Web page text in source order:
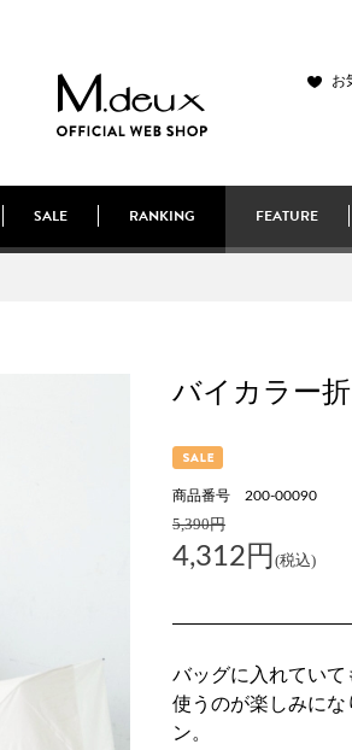
お
SALE RANKING FEATURE
バイカラー
商品番号 200-00090
5,390円
4,312円 (税込)
バッグに入れていて
使うのが楽しみにな
ン。